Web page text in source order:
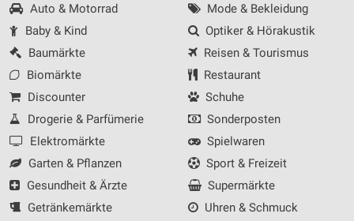
Auto & Motorrad
Baby & Kind
Baumärkte
Biomärkte
Discounter
Drogerie & Parfümerie
Elektromärkte
Garten & Pflanzen
Gesundheit & Ärzte
Getränkemärkte
Mode & Bekleidung
Optiker & Hörakustik
Reisen & Tourismus
Restaurant
Schuhe
Sonderposten
Spielwaren
Sport & Freizeit
Supermärkte
Uhren & Schmuck